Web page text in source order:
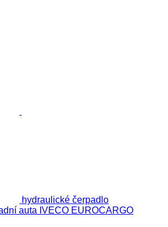
hydraulické čerpadlo
auta IVECO EUROCARGO